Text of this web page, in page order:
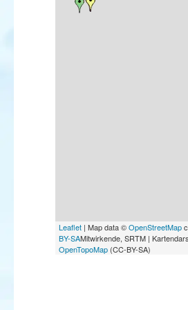
Leaflet | Map data ©OpenStreetMap
BY-SAMitwirkende, SRTM |
OpenTopoMap (CC-BY-SA)